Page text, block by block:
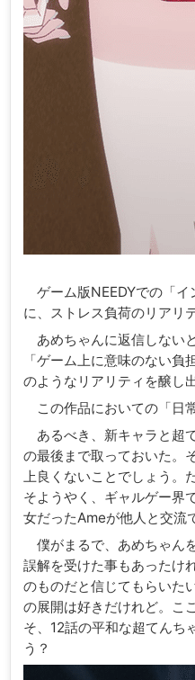
ゲーム版NEEDYでの「イ
に、ストレス負荷のリアリ
あめちゃんに返信しない
「ゲーム上に意味のない
のようなリアリティを醸し
この作品においての「日常
あるべき、新キャラと超
の最後まで取っておいた。
上良くないことでしょう。
そようやく、ギャルゲー界
女だったAmeが他人と交流
僕がまるで、あめちゃん
誤解を受けた事もあったけ
のものだと信じてもらいた
の展開は好きだけれど。こ
そ、12話の平和な超てんち
う？